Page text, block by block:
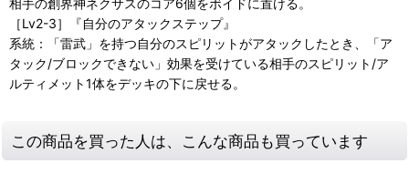
［Lv2-3］『自分のアタックステップ』
系統：「雷武」を持つ自分のスピリットがアタックしたとき、「ア
タック/ブロックできない」効果を受けている相手のスピリット/ア
ルティメット1体をデッキの下に戻せる。
この商品を買った人は、こんな商品も買っています